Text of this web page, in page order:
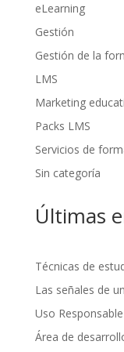
eLearning
Gestión
Gestión de la
LMS
Marketing
Packs LMS
Servicios de
Sin categoría
Últimas
Técnicas de
Las señales de
Uso
Área de